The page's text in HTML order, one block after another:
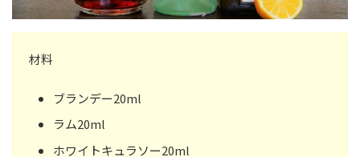
材料
ブランデー20ml
ラム20ml
ホワイトキュラソー20ml